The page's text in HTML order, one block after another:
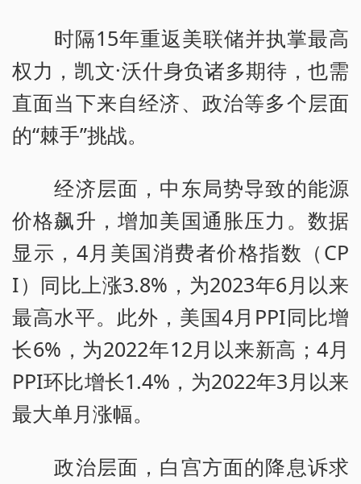
时隔15年重返美联储并执掌最高
权力，凯文·沃什身负诸多期待，也需
直面当下来自经济、政治等多个层面
的“棘手”挑战。
经济层面，中东局势导致的能源
价格飙升，增加美国通胀压力。数据
显示，4月美国消费者价格指数（CP
I）同比上涨3.8%，为2023年6月以来
最高水平。此外，美国4月PPI同比增
长6%，为2022年12月以来新高；4月
PPI环比增长1.4%，为2022年3月以来
最大单月涨幅。
政治层面，白宫方面的降息诉求